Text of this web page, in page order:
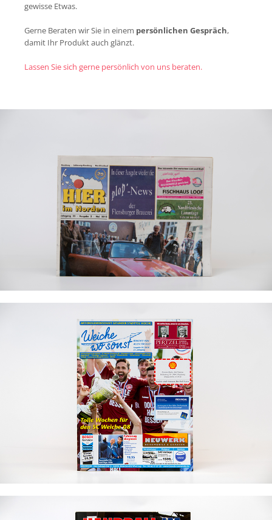
gewisse Etwas.
Gerne Beraten wir Sie in einem persönlichen Gespräch,
damit Ihr Produkt auch glänzt.
Lassen Sie sich gerne persönlich von uns beraten.